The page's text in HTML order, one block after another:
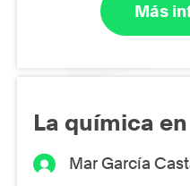
Más
La química
Mar García